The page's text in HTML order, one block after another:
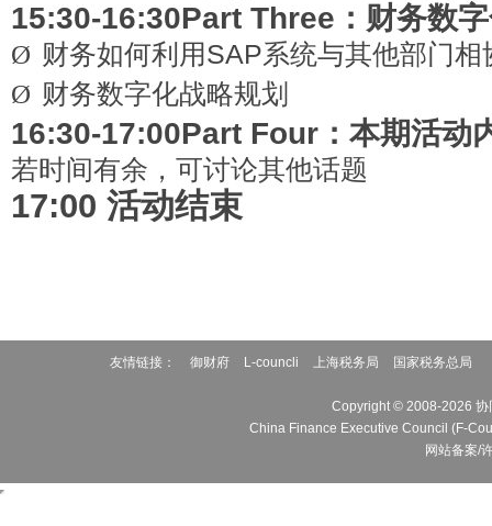
15:30-16:30Part Three ：财务数
Ø 财务如何利用SAP系统与其他部门
Ø 财务数字化战略规划
16:30-17:00Part Four ：本期活动
若时间有余，可讨论其他话题
17:00 活动结束
友情链接： 御财府 L-councli 上海税务局 国家税务总局
Copyright © 2008-2026 协
China Finance Executive Council (F-
网站备案/